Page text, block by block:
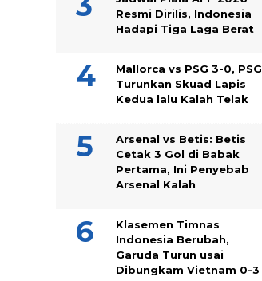
Resmi Dirilis, Indonesia
Hadapi Tiga Laga Berat
Mallorca vs PSG 3-0, PSG
Turunkan Skuad Lapis
Kedua lalu Kalah Telak
Arsenal vs Betis: Betis
Cetak 3 Gol di Babak
Pertama, Ini Penyebab
Arsenal Kalah
Klasemen Timnas
Indonesia Berubah,
Garuda Turun usai
Dibungkam Vietnam 0-3